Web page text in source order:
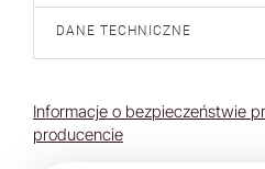
DANE TECHNICZNE
Informacje o bezpieczeństwie
producencie